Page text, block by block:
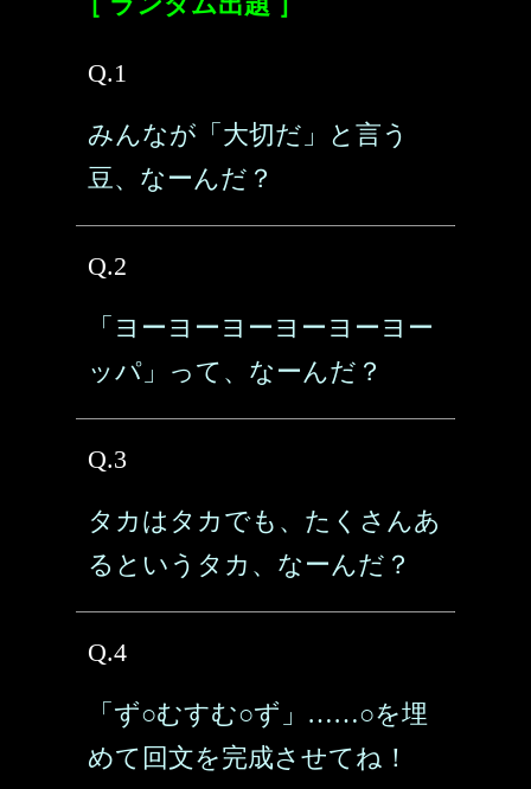
Q.1
みんなが「大切だ」と言う
豆、なーんだ？
Q.2
「ヨーヨーヨーヨーヨーヨー
ッパ」って、なーんだ？
Q.3
タカはタカでも、たくさんあ
るというタカ、なーんだ？
Q.4
「ず○むすむ○ず」……○を埋
めて回文を完成させてね！